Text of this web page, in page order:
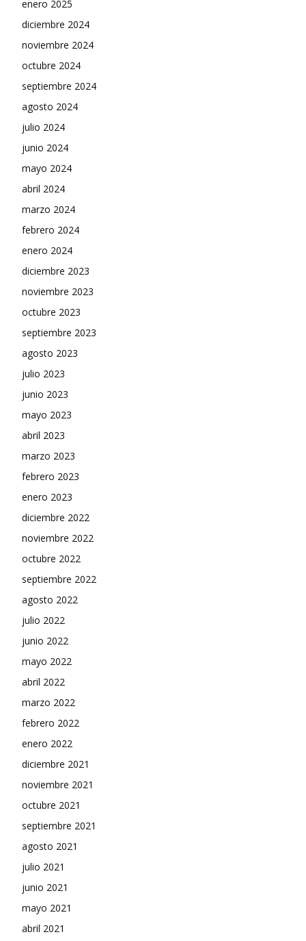
enero 2025
diciembre 2024
noviembre 2024
octubre 2024
septiembre 2024
agosto 2024
julio 2024
junio 2024
mayo 2024
abril 2024
marzo 2024
febrero 2024
enero 2024
diciembre 2023
noviembre 2023
octubre 2023
septiembre 2023
agosto 2023
julio 2023
junio 2023
mayo 2023
abril 2023
marzo 2023
febrero 2023
enero 2023
diciembre 2022
noviembre 2022
octubre 2022
septiembre 2022
agosto 2022
julio 2022
junio 2022
mayo 2022
abril 2022
marzo 2022
febrero 2022
enero 2022
diciembre 2021
noviembre 2021
octubre 2021
septiembre 2021
agosto 2021
julio 2021
junio 2021
mayo 2021
abril 2021